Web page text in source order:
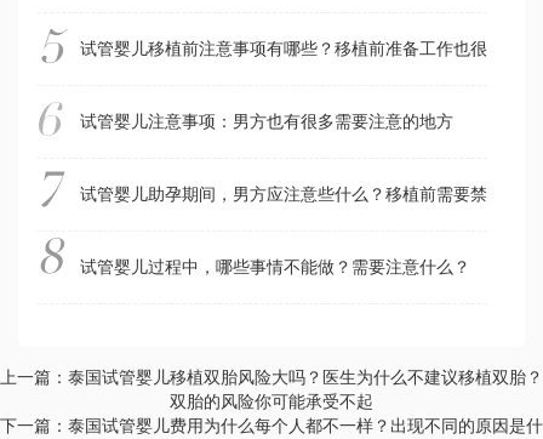
试管婴儿移植前注意事项有哪些？移植前准备工作也很重要哦
试管婴儿注意事项：男方也有很多需要注意的地方
试管婴儿助孕期间，男方应注意些什么？移植前需要禁欲吗？
试管婴儿过程中，哪些事情不能做？需要注意什么？
上一篇：泰国试管婴儿移植双胎风险大吗？医生为什么不建议移植双胎？
双胎的风险你可能承受不起
下一篇：泰国试管婴儿费用为什么每个人都不一样？出现不同的原因是什